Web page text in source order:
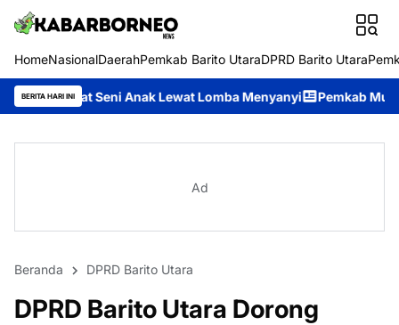
HomeNasionalDaerahPemkab Barito UtaraDPRD Barito Utara
BERITA HARI INI
Anak Lewat Lomba Menyanyi Pemkab Murung Raya Perkuat
Ad
Beranda DPRD Barito Utara
DPRD Barito Utara Dorong